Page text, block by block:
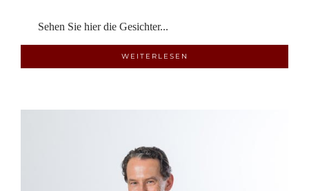
Sehen Sie hier die Gesichter...
WEITERLESEN